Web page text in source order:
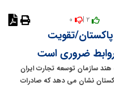
پاکستان/تقویت
ضروری است
سازمان توسعه تجارت ایران
نشان می دهد که صادرات